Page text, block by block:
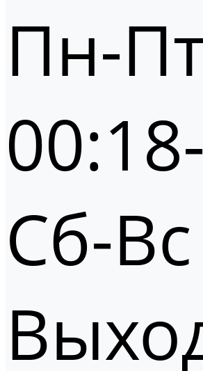
Пн-
Сб-Вс